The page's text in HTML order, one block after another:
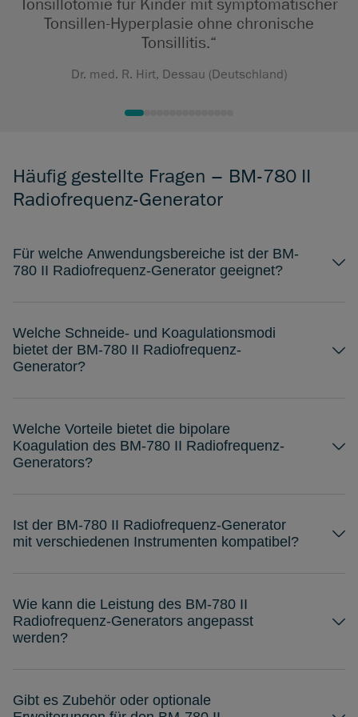
Tonsillotomie für Kinder mit symptomatischer
Tonsillen-Hyperplasie ohne chronische
Tonsillitis.“
Dr. med. R. Hirt, Dessau (Deutschland)
Häufig gestellte Fragen – BM-780 II
Radiofrequenz-Generator
Für welche Anwendungsbereiche ist der BM-
780 II Radiofrequenz-Generator geeignet?
Welche Schneide- und Koagulationsmodi
bietet der BM-780 II Radiofrequenz-
Generator?
Welche Vorteile bietet die bipolare
Koagulation des BM-780 II Radiofrequenz-
Generators?
Ist der BM-780 II Radiofrequenz-Generator
mit verschiedenen Instrumenten kompatibel?
Wie kann die Leistung des BM-780 II
Radiofrequenz-Generators angepasst
werden?
Gibt es Zubehör oder optionale